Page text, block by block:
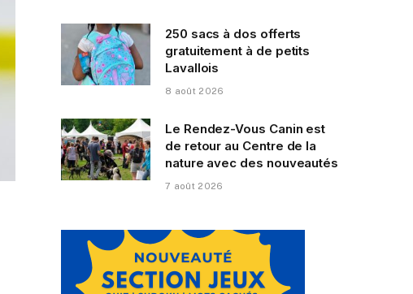
250 sacs à dos offerts
gratuitement à de petits
Lavallois
8 août 2026
Le Rendez-Vous Canin est
de retour au Centre de la
nature avec des nouveautés
7 août 2026